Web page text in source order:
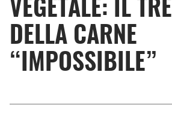
VEGETALE: IL
DELLA CARNE
“IMPOSSIBILE”